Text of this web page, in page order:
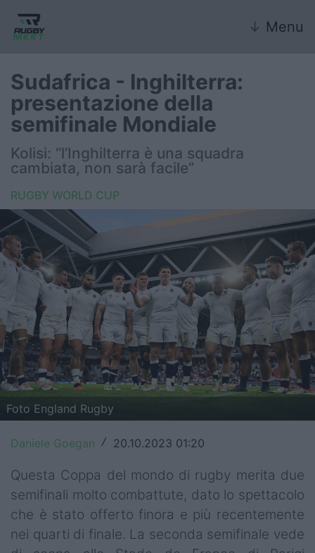
↓ Menu
Nazionale
Nazionali giovanili
Rugby Sevens
FIR
Internazionale
6 Nazioni
United Rugby Championship
Top14
Premiership
Champions Cup
Rugby World Cup
Super Rugby
Sudafrica - Inghilterra:
presentazione della
semifinale Mondiale
Kolisi: “l’Inghilterra è una squadra
cambiata, non sarà facile”
RUGBY WORLD CUP
Foto England Rugby
Daniele Goegan / 20.10.2023 01:20
Questa Coppa del mondo di rugby merita due
semifinali molto combattute, dato lo spettacolo
che è stato offerto finora e più recentemente
nei quarti di finale. La seconda semifinale vede